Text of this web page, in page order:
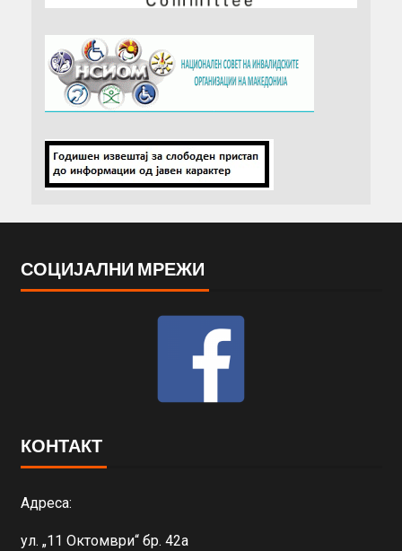
СОЦИЈАЛНИ МРЕЖИ
КОНТАКТ
Адреса:
ул. „11 Октомври“ бр. 42а